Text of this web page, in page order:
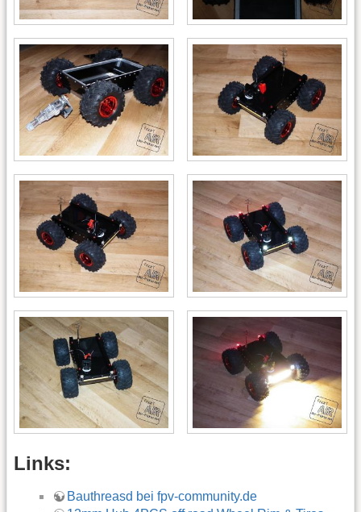
Links:
Bauthreasd bei fpv-community.de